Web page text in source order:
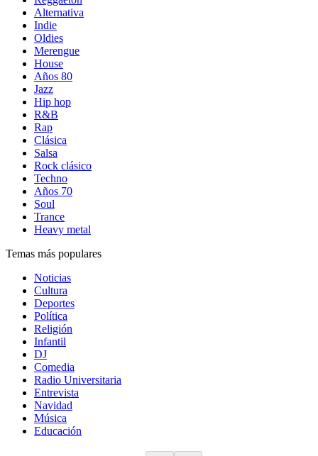
Alternativa
Indie
Oldies
Merengue
House
Años 80
Jazz
Hip hop
R&B
Rap
Clásica
Salsa
Rock clásico
Techno
Años 70
Soul
Trance
Heavy metal
Temas más populares
Noticias
Cultura
Deportes
Política
Religión
Infantil
DJ
Comedia
Radio Universitaria
Entrevista
Navidad
Música
Educación